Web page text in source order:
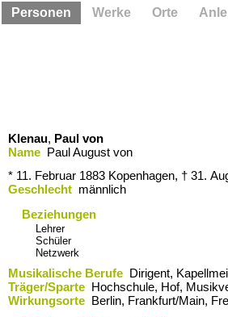
Klenau, Paul von
Name Paul August von
* 11. Februar 1883 Kopenhagen, † 31.
Geschlecht männlich
Beziehungen
Lehrer
Schüler
Netzwerk
Musikalische Berufe Dirigent,
Träger/Sparte Hochschule, Hof,
Wirkungsorte Berlin,​ Frankfurt/Main,​
Personen Werke Orte